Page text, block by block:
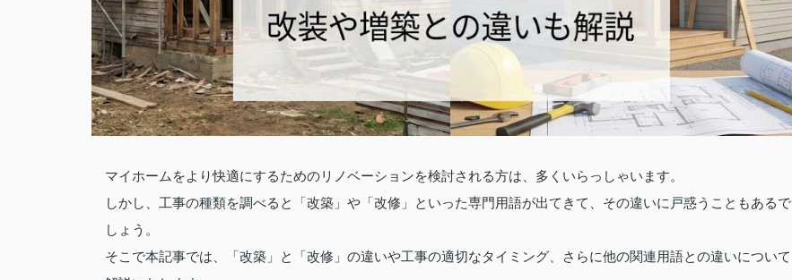
マイホームをより快適にするためのリノベーションを検討される方は、多くいらっしゃいます。
しかし、工事の種類を調べると「改築」や「改修」といった専門用語が出てきて、その違いに戸惑うこともあるで
しょう。
そこで本記事では、「改築」と「改修」の違いや工事の適切なタイミング、さらに他の関連用語との違いについて